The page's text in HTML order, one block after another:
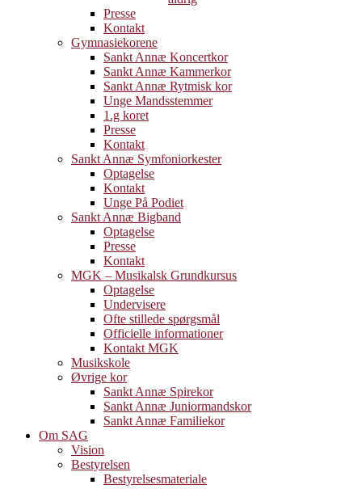
Presse
Kontakt
Gymnasiekorene
Sankt Annæ Koncertkor
Sankt Annæ Kammerkor
Sankt Annæ Rytmisk kor
Unge Mandsstemmer
1.g koret
Presse
Kontakt
Sankt Annæ Symfoniorkester
Optagelse
Kontakt
Unge På Podiet
Sankt Annæ Bigband
Optagelse
Presse
Kontakt
MGK – Musikalsk Grundkursus
Optagelse
Undervisere
Ofte stillede spørgsmål
Officielle informationer
Kontakt MGK
Musikskole
Øvrige kor
Sankt Annæ Spirekor
Sankt Annæ Juniormandskor
Sankt Annæ Familiekor
Om SAG
Vision
Bestyrelsen
Bestyrelsesmateriale